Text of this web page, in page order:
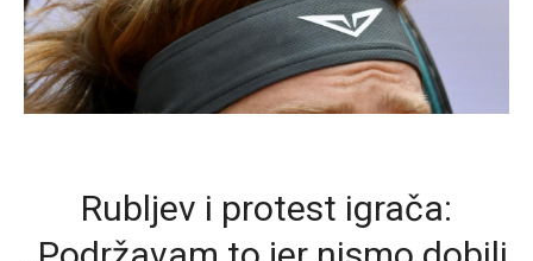
Rubljev i protest igrača: